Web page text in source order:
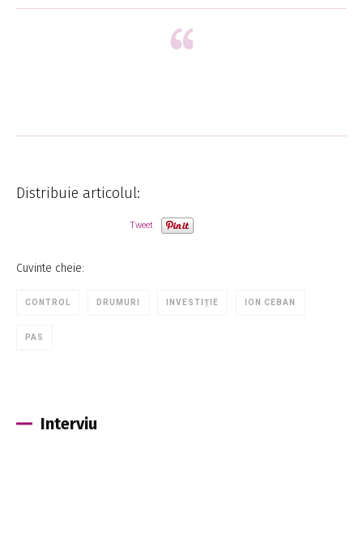
Distribuie articolul:
Tweet
Cuvinte cheie:
CONTROL DRUMURI INVESTIȚIE ION CEBAN
PAS
Interviu